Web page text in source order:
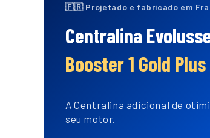
🇫🇷 Projetado e fabricado em
Centralina
Booster 1 Gold Plus
A Centralina adicional de
seu motor.